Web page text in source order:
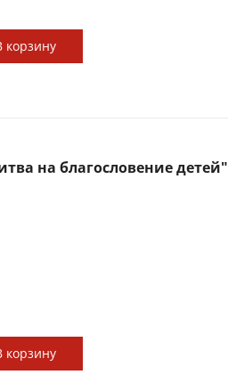
корзину
на благословение детей"
корзину